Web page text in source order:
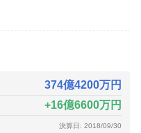
374億4200万円
16億6600万円
決算日: 2018/09/30